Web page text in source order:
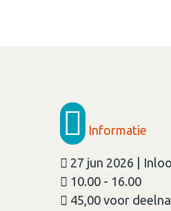
Informatie
27 jun 2026 |
10.00 - 16.00
45,00 voor